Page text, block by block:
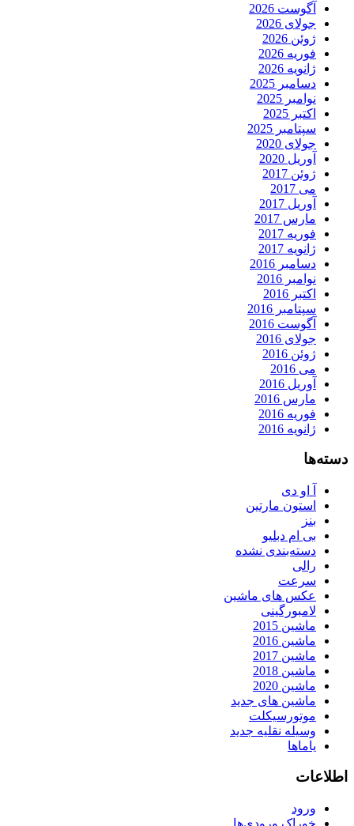
آگوست 2026
جولای 2026
ژوئن 2026
فوریه 2026
ژانویه 2026
دسامبر 2025
نوامبر 2025
اکتبر 2025
سپتامبر 2025
جولای 2020
آوریل 2020
ژوئن 2017
می 2017
آوریل 2017
مارس 2017
فوریه 2017
ژانویه 2017
دسامبر 2016
نوامبر 2016
اکتبر 2016
سپتامبر 2016
آگوست 2016
جولای 2016
ژوئن 2016
می 2016
آوریل 2016
مارس 2016
فوریه 2016
ژانویه 2016
دسته‌ها
آ او دی
استون مارتین
بنز
بی ام دبلیو
دسته‌بندی نشده
رالی
سرعت
عکس های ماشین
لامبورگینی
ماشین 2015
ماشین 2016
ماشین 2017
ماشین 2018
ماشین 2020
ماشین های جدید
موتورسیکلت
وسیله نقلیه جدید
یاماها
اطلاعات
ورود
خوراک ورودی‌ها